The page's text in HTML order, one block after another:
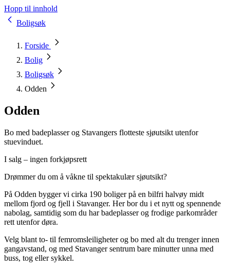
Hopp til innhold
Boligsøk
Forside
Bolig
Boligsøk
Odden
Odden
Bo med badeplasser og Stavangers flotteste sjøutsikt utenfor
stuevinduet.
I salg – ingen forkjøpsrett
Drømmer du om å våkne til spektakulær sjøutsikt?
På Odden bygger vi cirka 190 boliger på en bilfri halvøy midt
mellom fjord og fjell i Stavanger. Her bor du i et nytt og spennende
nabolag, samtidig som du har badeplasser og frodige parkområder
rett utenfor døra.
Velg blant to- til femromsleiligheter og bo med alt du trenger innen
gangavstand, og med Stavanger sentrum bare minutter unna med
buss, tog eller sykkel.